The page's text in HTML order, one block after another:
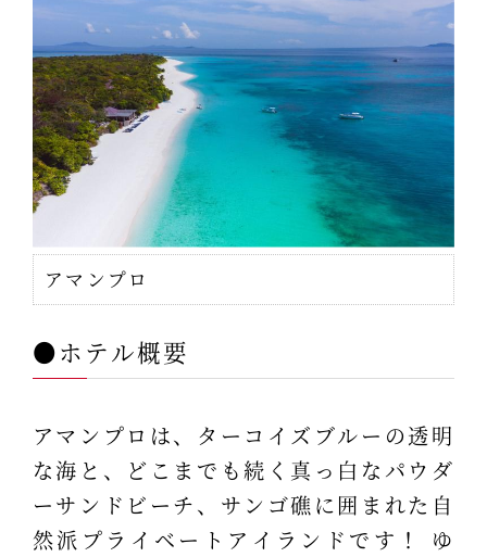
アマンプロ
●ホテル概要
アマンプロは、ターコイズブルーの透明
な海と、どこまでも続く真っ白なパウダ
ーサンドビーチ、サンゴ礁に囲まれた自
然派プライベートアイランドです！ ゆ